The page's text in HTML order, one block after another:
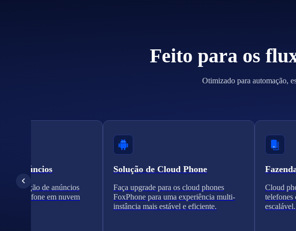
Feito para os
Otimizado para automação,
de anúncios
verificação de anúncios
de telefone em nuvem
Solução de Cloud Phone
Faça upgrade para os cloud phones
FoxPhone para uma experiência multi-
instância mais estável e eficiente.
Cloud
telefones
escalável.